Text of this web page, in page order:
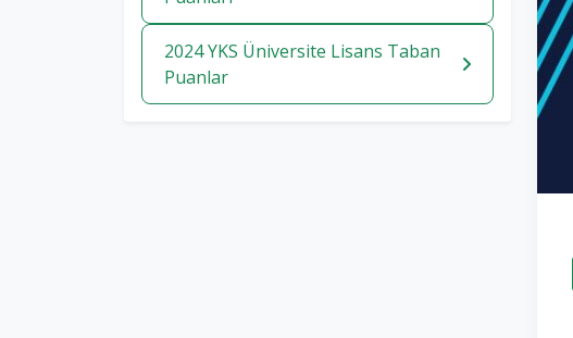
2024 YKS Üniversite Lisans Taban
Puanlar